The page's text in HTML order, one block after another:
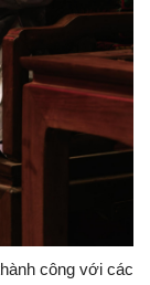
công với các